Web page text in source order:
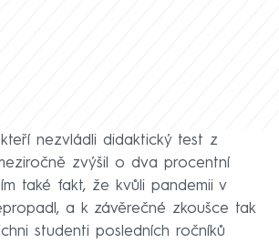
nezvládli didaktický test z
zvýšil o dva procentní
také fakt, že kvůli pandemii v
a k závěrečné zkoušce tak
studenti posledních ročníků